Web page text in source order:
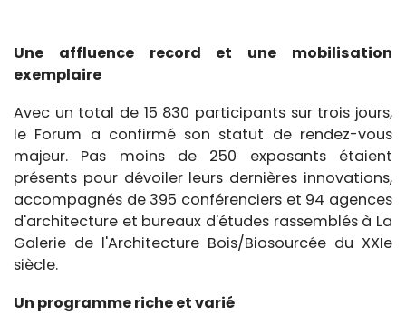
Une affluence record et une mobilisation
exemplaire
Avec un total de 15 830 participants sur trois jours,
le Forum a confirmé son statut de rendez-vous
majeur. Pas moins de 250 exposants étaient
présents pour dévoiler leurs dernières innovations,
accompagnés de 395 conférenciers et 94 agences
d'architecture et bureaux d'études rassemblés à La
Galerie de l'Architecture Bois/Biosourcée du XXIe
siècle.
Un programme riche et varié